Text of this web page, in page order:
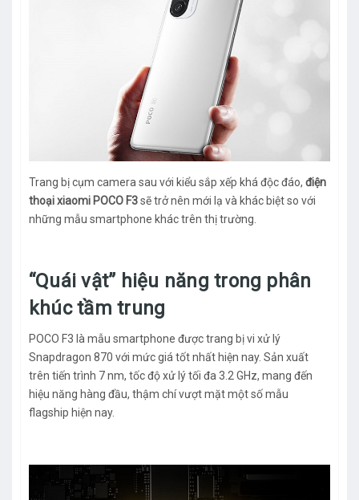
Trang bị cụm camera sau với kiểu sắp xếp khá độc đáo, điện
thoại xiaomi POCO F3sẽ trở nên mới lạ và khác biệt so với
những mẫu smartphone khác trên thị trường.
“Quái vật” hiệu năng trong phân
khúc tầm trung
POCO F3 là mẫu smartphone được trang bị vi xử lý
Snapdragon 870 với mức giá tốt nhất hiện nay. Sản xuất
trên tiến trình 7 nm, tốc độ xử lý tối đa 3.2 GHz, mang đến
hiệu năng hàng đầu, thậm chí vượt mặt một số mẫu
flagship hiện nay.